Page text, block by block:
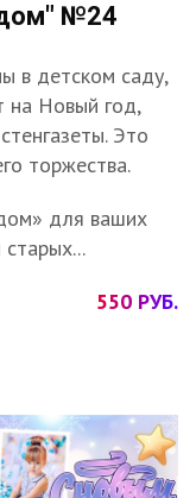
№24
в детском саду,
на Новый год,
Это
торжества.
для ваших
550 РУБ.